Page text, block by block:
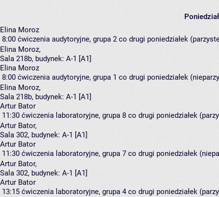
Elina Moroz
8:00 ćwiczenia audytoryjne, grupa 2 co drugi poniedziałek
Elina Moroz,
Sala 218b, budynek: A-1 [A1]
Elina Moroz
8:00 ćwiczenia audytoryjne, grupa 1 co drugi poniedziałek
Elina Moroz,
Sala 218b, budynek: A-1 [A1]
Artur Bator
11:30 ćwiczenia laboratoryjne, grupa 8 co drugi poniedziałek
Artur Bator,
Sala 302, budynek: A-1 [A1]
Artur Bator
11:30 ćwiczenia laboratoryjne, grupa 7 co drugi poniedziałek
Artur Bator,
Sala 302, budynek: A-1 [A1]
Artur Bator
13:15 ćwiczenia laboratoryjne, grupa 4 co drugi poniedziałek